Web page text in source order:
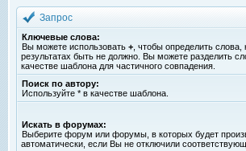
Запрос
Ключевые слова:
Вы можете использовать + , чтобы определить
результатах быть не должно. Вы можете разделить
качестве шаблона для частичного совпадения.
Поиск по автору:
Используйте * в качестве шаблона.
Искать в форумах:
Выберите форум или форумы, в которых будет
автоматически, если Вы не отключили